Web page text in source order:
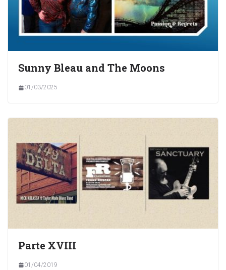
Sunny Bleau and The Moons
01/03/2025
Parte XVIII
01/04/2019